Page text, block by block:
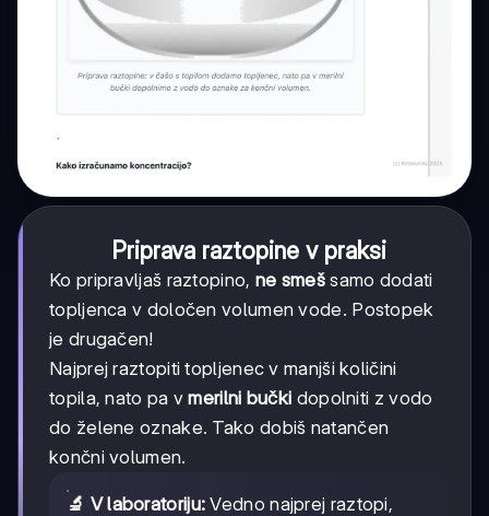
Priprava raztopine v praksi
Ko pripravljaš raztopino, ne smešsamo dodati
topljenca v določen volumen vode. Postopek
je drugačen!
Najprej raztopiti topljenec v manjši količini
topila, nato pa vmerilni bučki dopolniti z vodo
do želene oznake. Tako dobiš natančen
končni volumen.
🔬 V laboratoriju: Vedno najprej raztopi,